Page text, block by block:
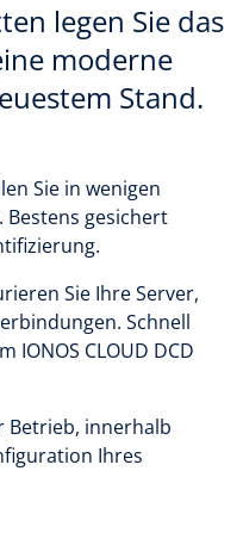
legen Sie das
moderne
Stand.
Sie in wenigen
gesichert
Sie Ihre Server,
Schnell
IONOS CLOUD DCD
Betrieb, innerhalb
Ihres